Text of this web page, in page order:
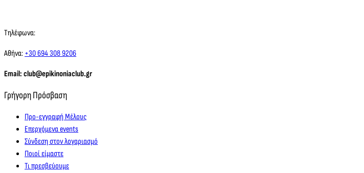
Τηλέφωνα:
Αθήνα: +30 694 308 9206
Email: club@epikinoniaclub.gr
Γρήγορη Πρόσβαση
Προ-εγγραφή Μέλους
Επερχόμενα events
Σύνδεση στον λογαριασμό
Ποιοί είμαστε
Τι πρεσβεύουμε